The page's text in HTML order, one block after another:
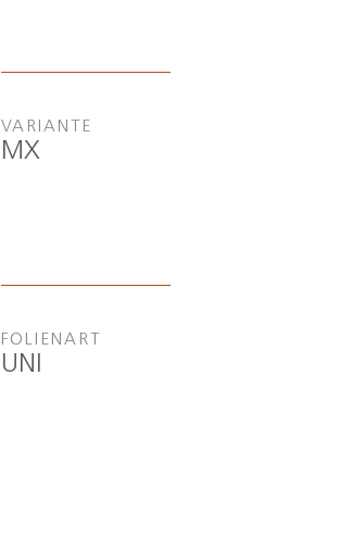
VARIANTE
MX
FOLIENART
UNI